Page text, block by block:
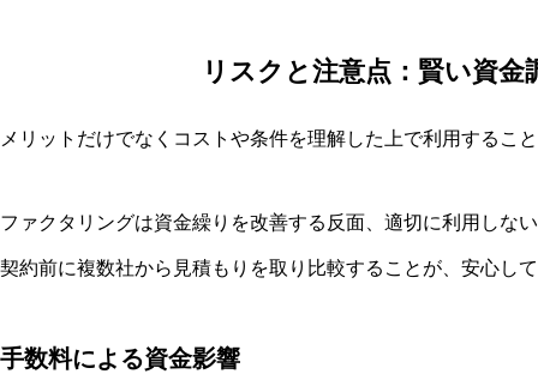
リスクと注意点：賢い資金
メリットだけでなくコストや条件を理解した上で利用するこ
ファクタリングは資金繰りを改善する反面、適切に利用しな
契約前に複数社から見積もりを取り比較することが、安心し
手数料による資金影響